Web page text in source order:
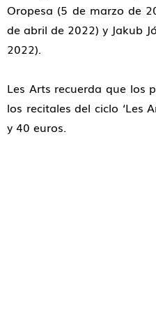
Oropesa (5 de marzo de
de abril de 2022) y Jakub
2022).
Les Arts recuerda que los
los recitales del ciclo ‘Les
y 40 euros.